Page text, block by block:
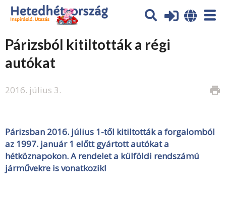
Párizsból kitiltották a régi
autókat
2016. július 3. print
Párizsban 2016. július 1-től kitiltották a forgalomból
az 1997. január 1 előtt gyártott autókat a
hétköznapokon. A rendelet a külföldi rendszámú
járművekre is vonatkozik!